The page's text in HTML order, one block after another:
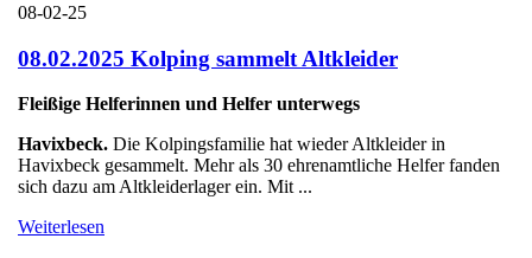
08-02-25
08.02.2025 Kolping sammelt Altkleider
Fleißige Helferinnen und Helfer unterwegs
Havixbeck. Die Kolpingsfamilie hat wieder Altkleider in
Havixbeck gesammelt. Mehr als 30 ehrenamtliche Helfer fanden
sich dazu am Altkleiderlager ein. Mit ...
Weiterlesen